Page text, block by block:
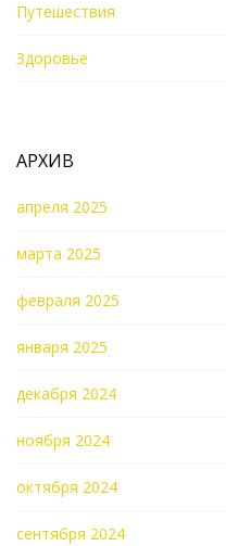
Путешествия
Здоровье
АРХИВ
апреля 2025
марта 2025
февраля 2025
января 2025
декабря 2024
ноября 2024
октября 2024
сентября 2024